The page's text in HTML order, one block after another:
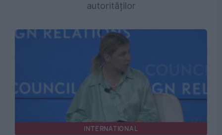
autorităților
INTERNATIONAL